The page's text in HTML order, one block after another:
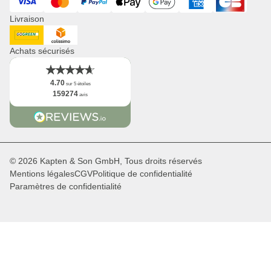
Revendeurs & B2B
Newsletter
App
Faits
Visa Mastercard PayPal ApplePay GooglePay American Express
Cart Bancaire
Livraison
DHL GoGreenCollisimo
Achats sécurisés
4.70sur 5 étoiles
159274 avis
© 2026 Kapten & Son GmbH, Tous droits réservés
Mentions légalesCGVPolitique de confidentialité
Paramètres de confidentialité